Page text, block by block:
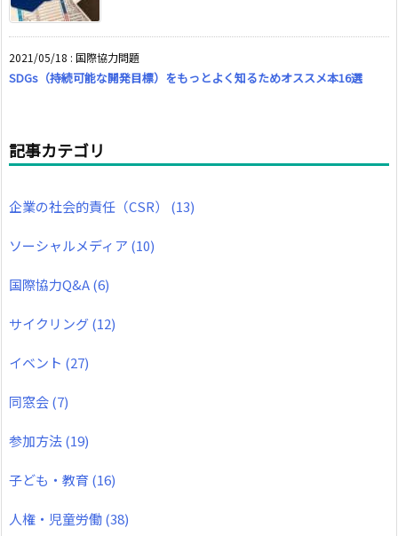
2021/05/18 : 国際協力問題
SDGs（持続可能な開発目標）をもっとよく知るためオススメ本16選
記事カテゴリ
企業の社会的責任（CSR） (13)
ソーシャルメディア (10)
国際協力Q&A(6)
サイクリング(12)
イベント (27)
同窓会(7)
参加方法(19)
子ども・教育 (16)
人権・児童労働(38)